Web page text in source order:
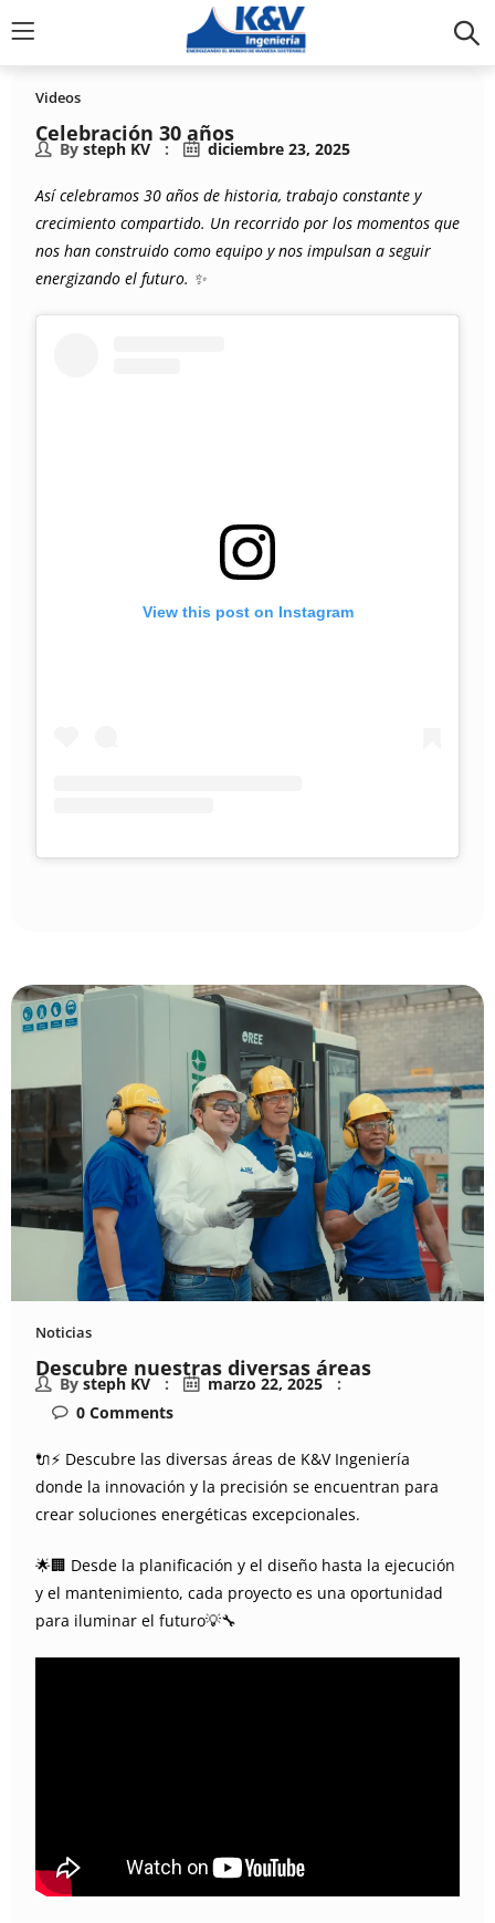
Videos
Celebración 30 años
By steph KV diciembre 23, 2025
Así celebramos 30 años de historia, trabajo constante y
crecimiento compartido. Un recorrido por los momentos que
nos han construido como equipo y nos impulsan a seguir
energizando el futuro. ✨
View this post on Instagram
Noticias
Descubre nuestras diversas áreas
By steph KV
marzo 22, 2025
0 Comments
🔌⚡ Descubre las diversas áreas de K&V Ingeniería
donde la innovación y la precisión se encuentran para
crear soluciones energéticas excepcionales.
🌟🏢 Desde la planificación y el diseño hasta la ejecución
y el mantenimiento, cada proyecto es una oportunidad
para iluminar el futuro💡🔧